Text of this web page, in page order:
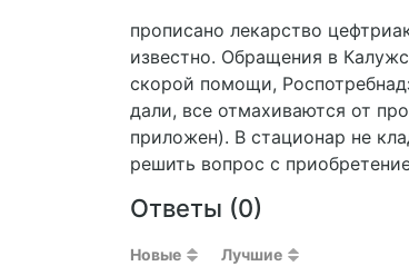
прописано лекарство
известно. Обращения в
скорой помощи,
дали, все отмахиваются от
приложен). В стационар не
решить вопрос с
Ответы (0)
Новые Лучшие